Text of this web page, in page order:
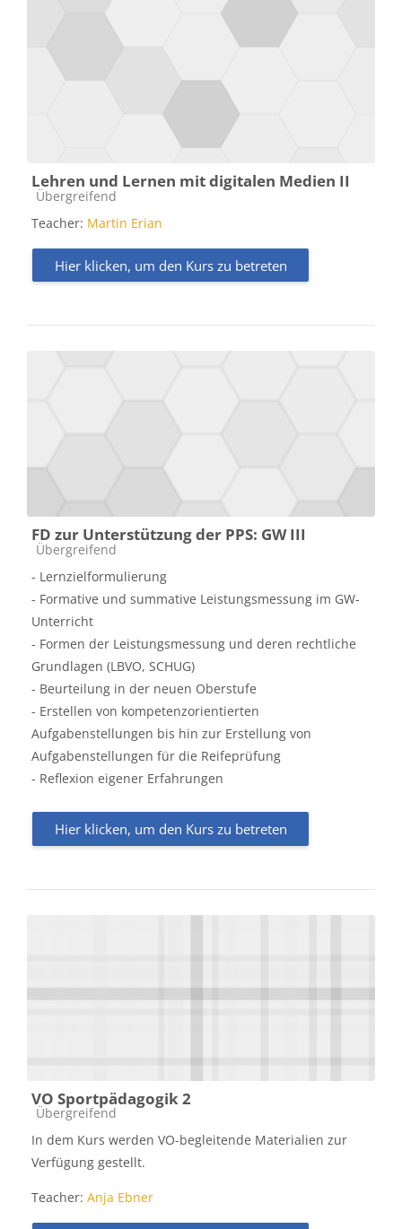
Lehren und Lernen mit digitalen Medien II
Kursbereich
Übergreifend
Teacher: Martin Erian
Hier klicken, um den Kurs zu betreten
FD zur Unterstützung der PPS: GW III
Kursbereich
Übergreifend
- Lernzielformulierung
- Formative und summative Leistungsmessung im GW-
Unterricht
- Formen der Leistungsmessung und deren rechtliche
Grundlagen (LBVO, SCHUG)
- Beurteilung in der neuen Oberstufe
- Erstellen von kompetenzorientierten
Aufgabenstellungen bis hin zur Erstellung von
Aufgabenstellungen für die Reifeprüfung
- Reflexion eigener Erfahrungen
Hier klicken, um den Kurs zu betreten
VO Sportpädagogik 2
Kursbereich
Übergreifend
In dem Kurs werden VO-begleitende Materialien zur
Verfügung gestellt.
Teacher: Anja Ebner